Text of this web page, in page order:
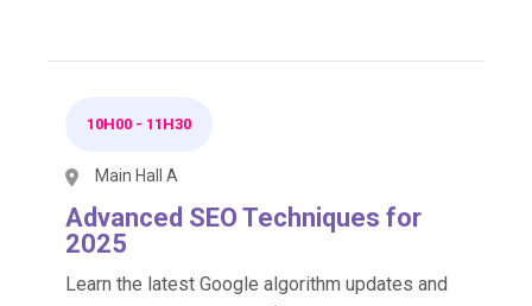
10H00 - 11H30
Main Hall A
Advanced SEO Techniques for
2025
Learn the latest Google algorithm updates and